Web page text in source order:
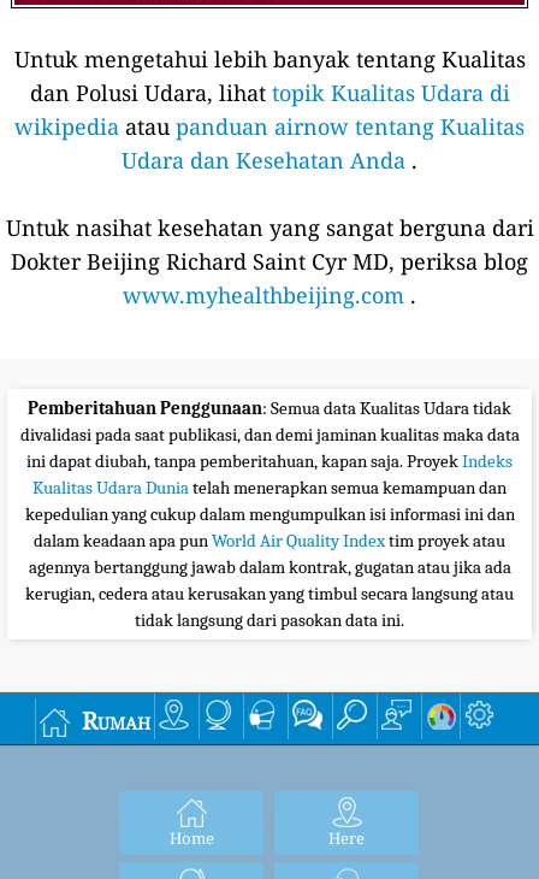
Untuk mengetahui lebih banyak tentang Kualitas
dan Polusi Udara, lihat topik Kualitas Udara di
wikipedia atau panduan airnow tentang Kualitas
Udara dan Kesehatan Anda .
Untuk nasihat kesehatan yang sangat berguna dari
Dokter Beijing Richard Saint Cyr MD, periksa blog
www.myhealthbeijing.com .
Pemberitahuan Penggunaan: Semua data Kualitas Udara tidak
divalidasi pada saat publikasi, dan demi jaminan kualitas maka data
ini dapat diubah, tanpa pemberitahuan, kapan saja. ProyekIndeks
Kualitas Udara Duniatelah menerapkan semua kemampuan dan
kepedulian yang cukup dalam mengumpulkan isi informasi ini dan
dalam keadaan apa punWorld Air Quality Indextim proyek atau
agennya bertanggung jawab dalam kontrak, gugatan atau jika ada
kerugian, cedera atau kerusakan yang timbul secara langsung atau
tidak langsung dari pasokan data ini.
Rumah
Home Here